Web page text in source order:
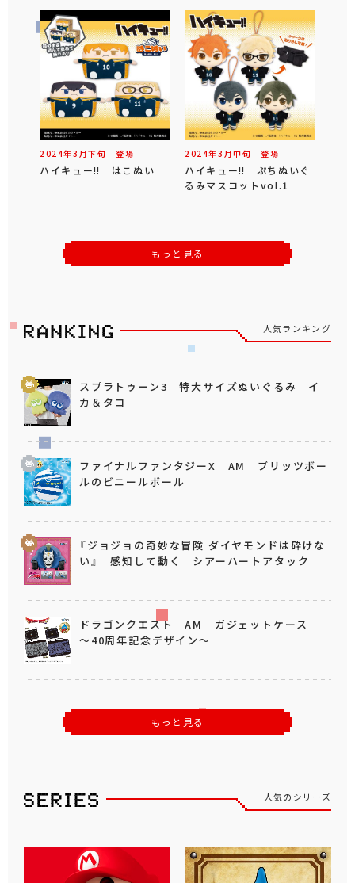
2024年3 月下旬 登場
ハイキュー‼ はこぬい
2024年3 月中旬 登場
ハイキュー‼ ぷちぬいぐ
るみマスコットvol.1
もっと見る
人気ランキング
スプラトゥーン3 特大サイズぬいぐるみ イ
カ＆タコ
ファイナルファンタジーX AM ブリッツボー
ルのビニールボール
『ジョジョの奇妙な冒険 ダイヤモンドは砕けな
い』 感知して動く シアーハートアタック
ドラゴンクエスト AM ガジェットケース
～40周年記念デザイン～
もっと見る
人気のシリーズ